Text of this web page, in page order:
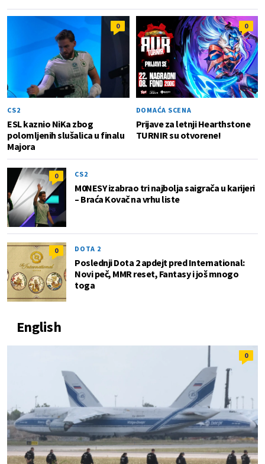
0
CS2
ESL kaznio NiKa zbog
polomljenih slušalica u finalu
Majora
0
DOMAĆA SCENA
Prijave za letnji Hearthstone
TURNIR su otvorene!
0 CS2
M0NESY izabrao tri najbolja saigrača u karijeri
– Braća Kovač na vrhu liste
0 DOTA 2
Poslednji Dota 2 apdejt pred International:
Novi peč, MMR reset, Fantasy i još mnogo
toga
English
0